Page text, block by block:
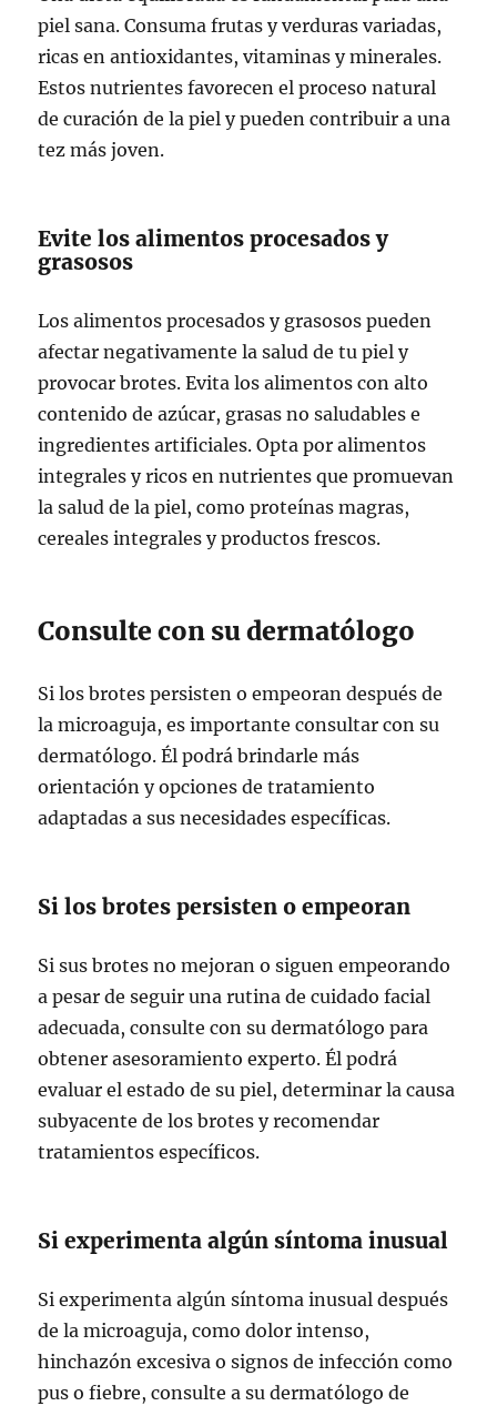
piel sana. Consuma frutas y verduras variadas,
ricas en antioxidantes, vitaminas y minerales.
Estos nutrientes favorecen el proceso natural
de curación de la piel y pueden contribuir a una
tez más joven.
Evite los alimentos procesados y
grasosos
Los alimentos procesados y grasosos pueden
afectar negativamente la salud de tu piel y
provocar brotes. Evita los alimentos con alto
contenido de azúcar, grasas no saludables e
ingredientes artificiales. Opta por alimentos
integrales y ricos en nutrientes que promuevan
la salud de la piel, como proteínas magras,
cereales integrales y productos frescos.
Consulte con su dermatólogo
Si los brotes persisten o empeoran después de
la microaguja, es importante consultar con su
dermatólogo. Él podrá brindarle más
orientación y opciones de tratamiento
adaptadas a sus necesidades específicas.
Si los brotes persisten o empeoran
Si sus brotes no mejoran o siguen empeorando
a pesar de seguir una rutina de cuidado facial
adecuada, consulte con su dermatólogo para
obtener asesoramiento experto. Él podrá
evaluar el estado de su piel, determinar la causa
subyacente de los brotes y recomendar
tratamientos específicos.
Si experimenta algún síntoma inusual
Si experimenta algún síntoma inusual después
de la microaguja, como dolor intenso,
hinchazón excesiva o signos de infección como
pus o fiebre, consulte a su dermatólogo de